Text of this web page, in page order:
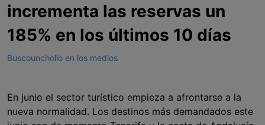
incrementa las reservas un
185% en los últimos 10 días
Buscounchollo en los medios
En junio el sector turístico empieza a afrontarse a la
nueva normalidad. Los destinos más demandados este